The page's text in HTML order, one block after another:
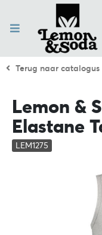
Terug naar catalogus
Lemon &
Elastane
LEM1275